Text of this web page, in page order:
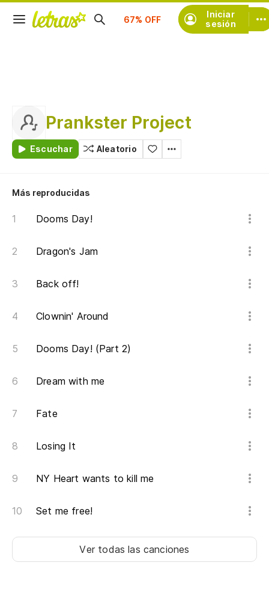
Iniciar
sesión
Suscríbete
Prankster Project
Escuchar Aleatorio
Más reproducidas
Dooms Day!
Dragon's Jam
Back off!
Clownin' Around
Dooms Day! (Part 2)
Dream with me
Fate
Losing It
NY Heart wants to kill me
Set me free!
Ver todas las canciones